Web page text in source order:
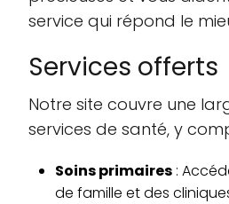
service qui répond le
Services offerts
Notre site couvre une
services de santé, y
Soins primaires :
de famille et des